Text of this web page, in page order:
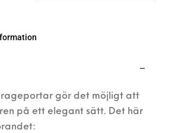
gör det möjligt att
på ett elegant sätt. Det här